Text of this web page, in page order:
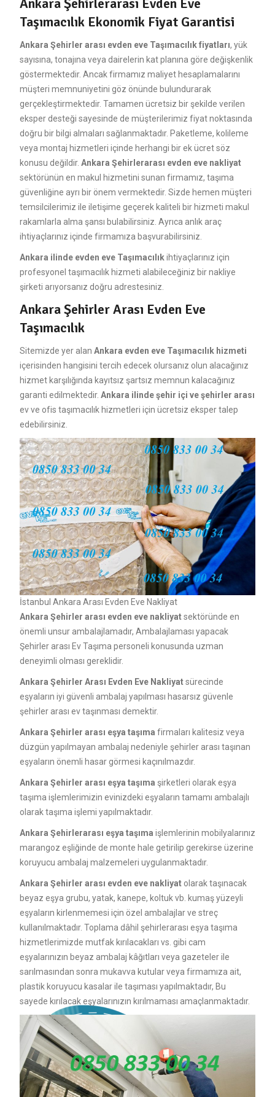
Ankara Şehirlerarası Evden Eve
Taşımacılık Ekonomik Fiyat Garantisi
Ankara Şehirler arası evden eve Taşımacılık fiyatları, yük
sayısına, tonajına veya dairelerin kat planına göre değişkenlik
göstermektedir. Ancak firmamız maliyet hesaplamalarını
müşteri memnuniyetini göz önünde bulundurarak
gerçekleştirmektedir. Tamamen ücretsiz bir şekilde verilen
eksper desteği sayesinde de müşterilerimiz fiyat noktasında
doğru bir bilgi almaları sağlanmaktadır. Paketleme, kolileme
veya montaj hizmetleri içinde herhangi bir ek ücret söz
konusu değildir. Ankara Şehirlerarası evden eve nakliyat
sektörünün en makul hizmetini sunan firmamız, taşıma
güvenliğine ayrı bir önem vermektedir. Sizde hemen müşteri
temsilcilerimiz ile iletişime geçerek kaliteli bir hizmeti makul
rakamlarla alma şansı bulabilirsiniz. Ayrıca anlık araç
ihtiyaçlarınız içinde firmamıza başvurabilirsiniz.
Ankara ilinde evden eve Taşımacılıkihtiyaçlarınız için
profesyonel taşımacılık hizmeti alabileceğiniz bir nakliye
şirketi arıyorsanız doğru adrestesiniz.
Ankara Şehirler Arası Evden Eve
Taşımacılık
Sitemizde yer alan Ankara evden eve Taşımacılık hizmeti
içerisinden hangisini tercih edecek olursanız olun alacağınız
hizmet karşılığında kayıtsız şartsız memnun kalacağınız
garanti edilmektedir. Ankara ilinde şehir içi ve şehirler arası
ev ve ofis taşımacılık hizmetleri için ücretsiz eksper talep
edebilirsiniz.
İstanbul Ankara Arası Evden Eve Nakliyat
Ankara Şehirler arası evden eve nakliyatsektöründe en
önemli unsur ambalajlamadır, Ambalajlaması yapacak
Şehirler arası Ev Taşıma personeli konusunda uzman
deneyimli olması gereklidir.
Ankara Şehirler Arası Evden Eve Nakliyatsürecinde
eşyaların iyi güvenli ambalaj yapılması hasarsız güvenle
şehirler arası ev taşınması demektir.
Ankara Şehirler arası eşya taşıma firmaları kalitesiz veya
düzgün yapılmayan ambalaj nedeniyle şehirler arası taşınan
eşyaların önemli hasar görmesi kaçınılmazdır.
Ankara Şehirler arası eşya taşıma şirketleri olarak eşya
taşıma işlemlerimizin evinizdeki eşyaların tamamı ambalajlı
olarak taşıma işlemi yapılmaktadır.
Ankara Şehirlerarası eşya taşıma işlemlerinin mobilyalarınız
marangoz eşliğinde de monte hale getirilip gerekirse üzerine
koruyucu ambalaj malzemeleri uygulanmaktadır.
Ankara Şehirler arası evden eve nakliyatolarak taşınacak
beyaz eşya grubu, yatak, kanepe, koltuk vb. kumaş yüzeyli
eşyaların kirlenmemesi için özel ambalajlar ve streç
kullanılmaktadır. Toplama dâhil şehirlerarası eşya taşıma
hizmetlerimizde mutfak kırılacakları vs. gibi cam
eşyalarınızın beyaz ambalaj kâğıtları veya gazeteler ile
sarılmasından sonra mukavva kutular veya firmamıza ait,
plastik koruyucu kasalar ile taşıması yapılmaktadır, Bu
sayede kırılacak eşyalarınızın kırılmaması amaçlanmaktadır.